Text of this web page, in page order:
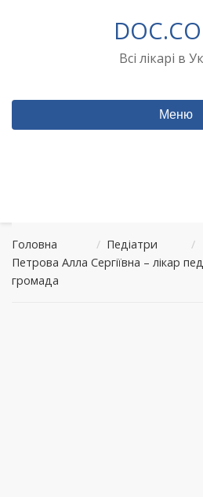
Всі лікарі в
Меню
Головна / Педіатри
/
Петрова Алла Сергіївна – лікар
громада